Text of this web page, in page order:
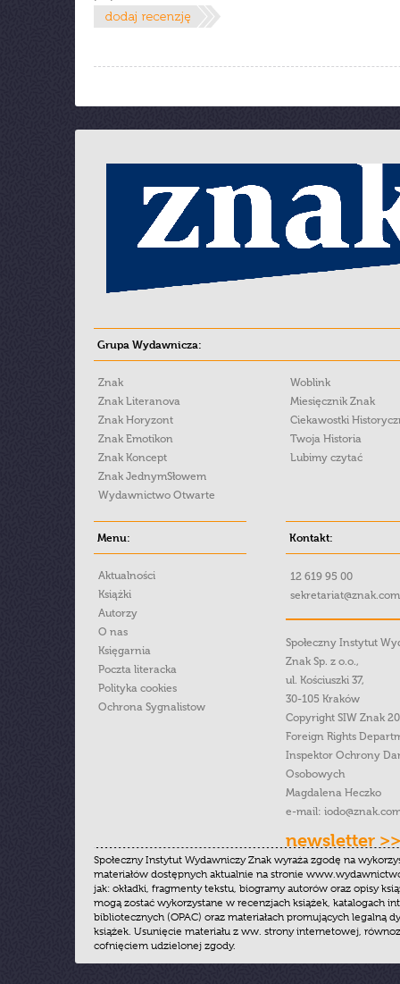
Grupa Wydawnicza:
Znak
Znak Literanova
Znak Horyzont
Znak Emotikon
Znak Koncept
Znak JednymSłowem
Wydawnictwo Otwarte
Woblink
Miesięcznik Znak
Ciekawostki
Twoja Historia
Lubimy czytać
Menu:
Aktualności
Książki
Autorzy
O nas
Księgarnia
Poczta literacka
Polityka cookies
Ochrona Sygnalistow
Kontakt:
12 619 95 00
Społeczny Instytut
Znak Sp. z o.o.,
ul. Kościuszki 37,
30-105 Kraków
Copyright SIW Znak
Foreign Rights
Inspektor Ochrony
Osobowych
Magdalena Heczko
e-mail:
newsletter >>
Społeczny Instytut Wydawniczy Znak wyraża zgodę na
materiałów dostępnych aktualnie na stronie
jak: okładki, fragmenty tekstu, biogramy autorów oraz opisy
mogą zostać wykorzystane w recenzjach książek, katalogach
bibliotecznych (OPAC) oraz materiałach promujących legalną
książek. Usunięcie materiału z ww. strony internetowej,
cofnięciem udzielonej zgody.